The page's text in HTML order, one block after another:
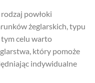
powłoki
żeglarskich, typu
tym celu warto
który pomoże
indywidualne